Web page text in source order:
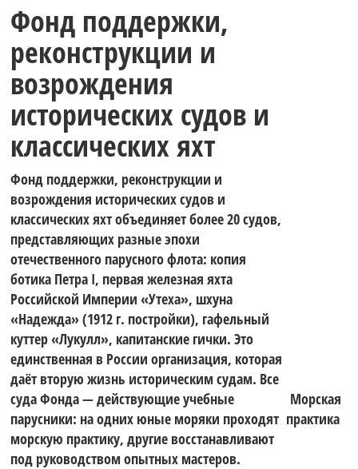
Фонд поддержки,
реконструкции и
возрождения
исторических судов и
классических яхт
Фонд поддержки, реконструкции и
возрождения исторических судов и
классических яхт объединяет более 20 судов,
представляющих разные эпохи
отечественного парусного флота: копия
ботика Петра I, первая железная яхта
Российской Империи «Утеха», шхуна
«Надежда» (1912 г. постройки), гафельный
куттер «Лукулл», капитанские гички. Это
единственная в России организация, которая
даёт вторую жизнь историческим судам. Все
суда Фонда — действующие учебные
парусники: на одних юные моряки проходят
морскую практику, другие восстанавливают
под руководством опытных мастеров.
Морская
практика